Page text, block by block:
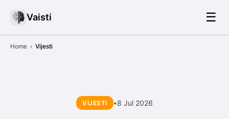
Vaisti ☰
Home › Vijesti
VIJESTI •8 Jul 2026